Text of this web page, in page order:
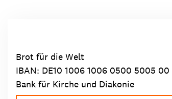
Brot für die Welt
IBAN: DE10 1006 1006 0500 5005 00
Bank für Kirche und Diakonie